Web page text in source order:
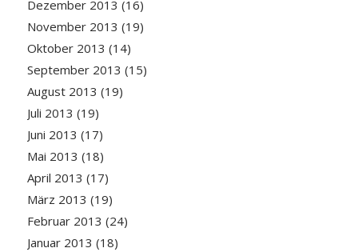
Dezember 2013 (16)
November 2013 (19)
Oktober 2013 (14)
September 2013 (15)
August 2013 (19)
Juli 2013 (19)
Juni 2013 (17)
Mai 2013 (18)
April 2013 (17)
März 2013 (19)
Februar 2013 (24)
Januar 2013 (18)